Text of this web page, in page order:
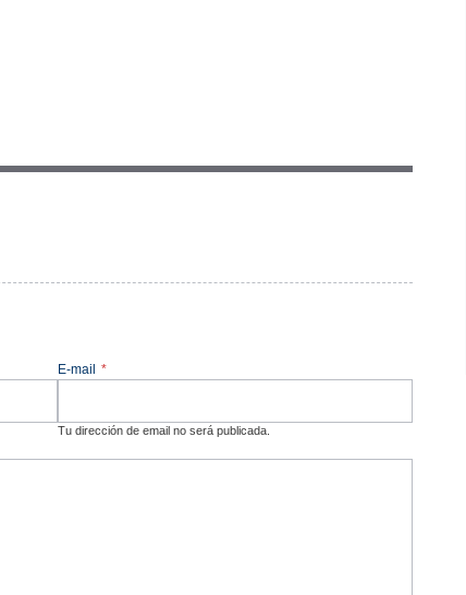
E-mail *
Tu dirección de email no será publicada.